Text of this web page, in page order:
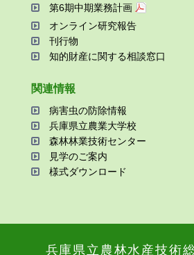
第6期中期業務計画
オンライン研究報告
刊⾏物
知的財産に関する相談窓⼝
関連情報
病害⾍の防除情報
兵庫県⽴農業⼤学校
森林林業技術センター
⾒学のご案内
様式ダウンロード
兵庫県⽴農林⽔産技術